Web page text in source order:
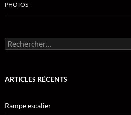
PHOTOS
Rechercher :
ARTICLES RÉCENTS
Rampe escalier